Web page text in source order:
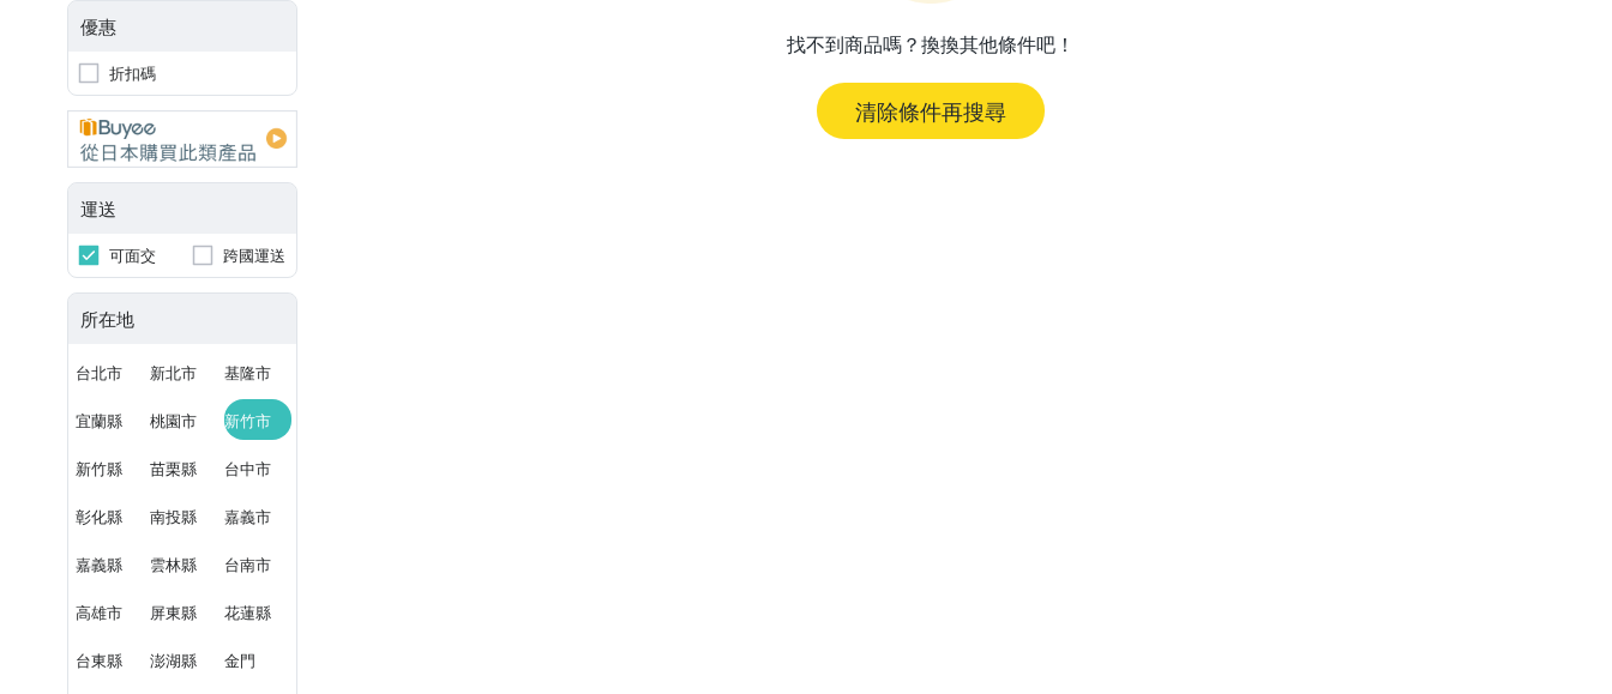
優惠
折扣碼
運送
可面交 跨國運送
所在地
台北市 新北市 基隆市
宜蘭縣 桃園市 新竹市
新竹縣 苗栗縣 台中市
彰化縣 南投縣 嘉義市
嘉義縣 雲林縣 台南市
高雄市 屏東縣 花蓮縣
台東縣 澎湖縣 金門
找不到商品嗎？換換其他條件吧！
清除條件再搜尋